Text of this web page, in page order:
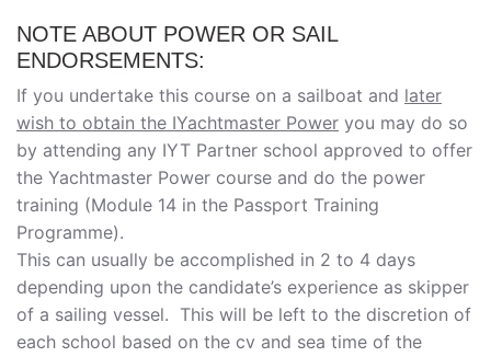
NOTE ABOUT POWER OR SAIL
ENDORSEMENTS:
If you undertake this course on a sailboat and later
wish to obtain the IYachtmaster Power you may do so
by attending any IYT Partner school approved to offer
the Yachtmaster Power course and do the power
training (Module 14 in the Passport Training
Programme).
This can usually be accomplished in 2 to 4 days
depending upon the candidate’s experience as skipper
of a sailing vessel. This will be left to the discretion of
each school based on the cv and sea time of the